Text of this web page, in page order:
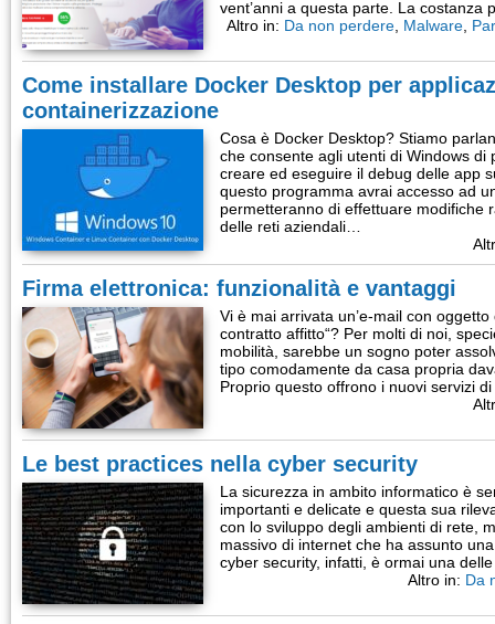
vent’anni a questa parte. La costanza
Altro in: Da non perdere Malware
Come installare Docker Desktop per
containerizzazione
Cosa è Docker Desktop? Stiamo
che consente agli utenti di Windows di
creare ed eseguire il debug delle app
questo programma avrai accesso ad
permetteranno di effettuare modifiche
delle reti aziendali…
Firma elettronica: funzionalità e vantaggi
Vi è mai arrivata un’e-mail con
contratto affitto“? Per molti di noi,
mobilità, sarebbe un sogno poter
tipo comodamente da casa propria
Proprio questo offrono i nuovi servizi
Le best practices nella cyber security
La sicurezza in ambito informatico è
importanti e delicate e questa sua
con lo sviluppo degli ambienti di rete,
massivo di internet che ha assunto
cyber security, infatti, è ormai una
Altro in: Da